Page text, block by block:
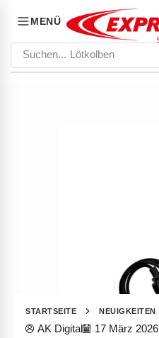
MENÜ
Suchen... Lötkolben
STARTSEITE NEUIGKEITEN
AK Digital 17 März 2026